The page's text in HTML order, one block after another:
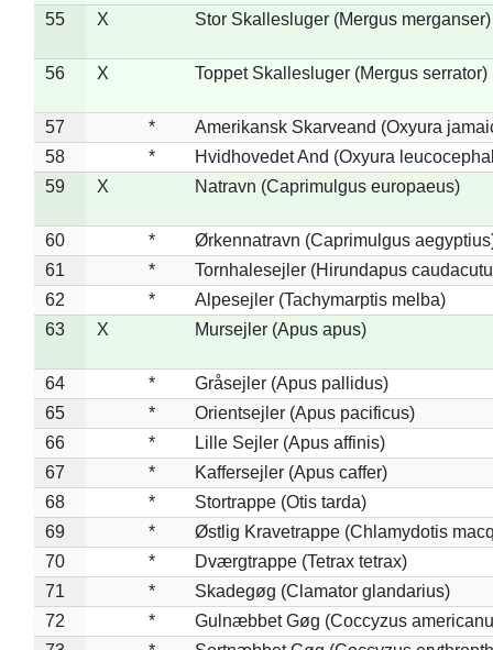
55 X Stor Skallesluger (Mergus merganser)
56 X Toppet Skallesluger (Mergus serrator)
57 *
Amerikansk Skarveand (Oxyura
58
*
Hvidhovedet And (Oxyura
59
X Natravn (Caprimulgus europaeus)
60 *
Ørkennatravn (Caprimulgus
61
*
Tornhalesejler (Hirundapus
62
*
Alpesejler (Tachymarptis melba)
63
X Mursejler (Apus apus)
64 *
Gråsejler (Apus pallidus)
65
*
Orientsejler (Apus pacificus)
66
*
Lille Sejler (Apus affinis)
67
*
Kaffersejler (Apus caffer)
68
*
Stortrappe (Otis tarda)
69
*
Østlig Kravetrappe (Chlamydotis
70
*
Dværgtrappe (Tetrax tetrax)
71
*
Skadegøg (Clamator glandarius)
72
*
Gulnæbbet Gøg (Coccyzus